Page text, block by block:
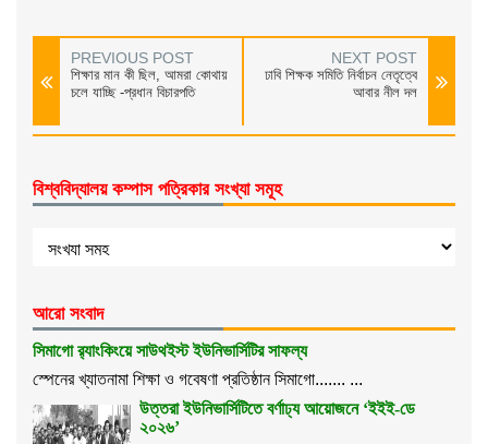
PREVIOUS POST
শিক্ষার মান কী ছিল, আমরা কোথায়
চলে যাচ্ছি -প্রধান বিচারপতি
NEXT POST
ঢাবি শিক্ষক সমিতি নির্বাচন নেতৃত্বে
আবার নীল দল
বিশ্ববিদ্যালয় কম্পাস পত্রিকার সংখ্যা সমূহ
আরো সংবাদ
সিমাগো র‌্যাংকিংয়ে সাউথইস্ট ইউনিভার্সিটির সাফল্য
স্পেনের খ্যাতনামা শিক্ষা ও গবেষণা প্রতিষ্ঠান সিমাগো....... ...
উত্তরা ইউনিভার্সিটিতে বর্ণাঢ্য আয়োজনে ‘ইইই-ডে
২০২৬’